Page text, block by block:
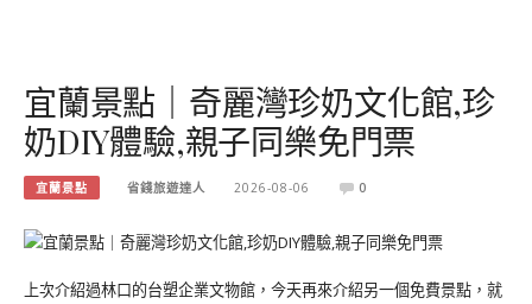
宜蘭景點｜奇麗灣珍奶文化館,珍
奶DIY體驗,親子同樂免門票
宜蘭景點 省錢旅遊達人 2026-08-06 0
上次介紹過林口的台塑企業文物館，今天再來介紹另一個免費景點，就